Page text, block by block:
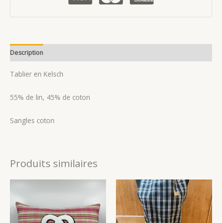
Description
Tablier en Kelsch
55% de lin, 45% de coton
Sangles coton
Produits similaires